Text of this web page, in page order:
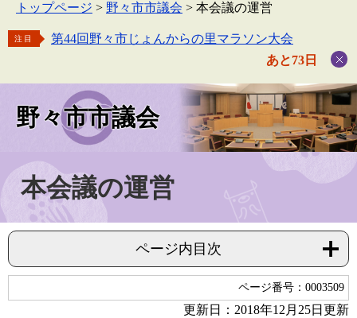
トップページ > 野々市市議会 > 本会議の運営
注目
第44回野々市じょんからの里マラソン大会
あと73日
野々市市議会
本会議の運営
ページ内目次
ページ番号：0003509
更新日：2018年12月25日更新